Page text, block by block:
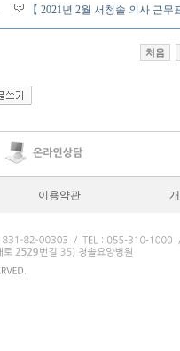
【 2021년 2월 서청솔 의사 근무
처음
이용약관